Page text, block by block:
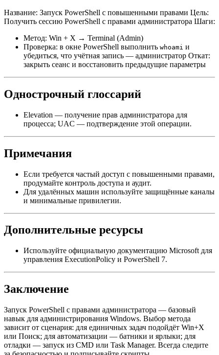
Название: Запуск PowerShell с повышенными правами Цель:
Получить сессию PowerShell с правами администратора Шаги:
Метод: Win + X → Terminal (Admin)
Проверка: в окне PowerShell выполнить whoami и
убедиться, что учётная запись — администратор Откат:
закрыть сеанс и восстановить предыдущие параметры
Однострочный глоссарий
Elevation — получение прав администратора для
процесса; UAC — подтверждение этой операции.
Примечания
Если требуется частый доступ с повышенными правами,
продумайте контроль доступа и аудит.
Для удалённых машин используйте защищённые каналы
и минимальные привилегии.
Дополнительные ресурсы
Используйте официальную документацию Microsoft для
управления ExecutionPolicy и PowerShell 7.
Заключение
Запуск PowerShell с правами администратора — базовый
навык для администрирования Windows. Выбор метода
зависит от сценария: для единичных задач подойдёт Win+X
или Поиск; для автоматизации — батники и ярлыки; для
отладки — запуск из CMD или Task Manager. Всегда следите